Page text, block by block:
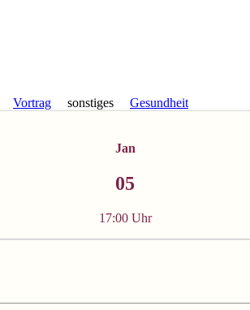
Vortrag sonstiges Gesundheit
Jan
05
17:00 Uhr